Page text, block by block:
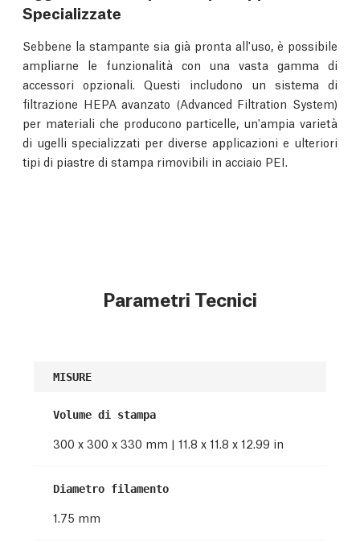
Specializzate
Sebbene la stampante sia già pronta all'uso, è possibile
ampliarne le funzionalità con una vasta gamma di
accessori opzionali. Questi includono un sistema di
filtrazione HEPA avanzato (Advanced Filtration System)
per materiali che producono particelle, un'ampia varietà
di ugelli specializzati per diverse applicazioni e ulteriori
tipi di piastre di stampa rimovibili in acciaio PEI.
Parametri Tecnici
MISURE
Volume di stampa
300 x 300 x 330 mm | 11.8 x 11.8 x 12.99 in
Diametro filamento
1.75 mm